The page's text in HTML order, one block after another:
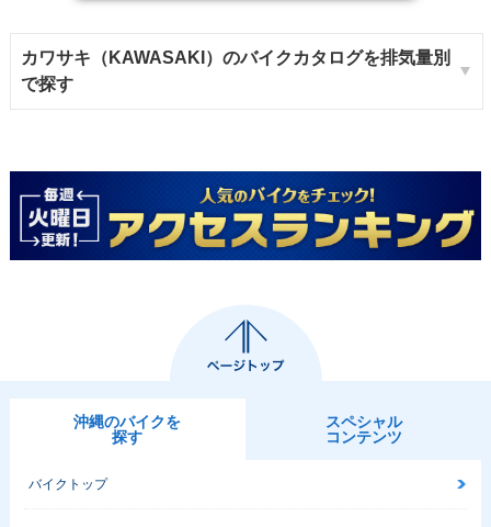
カワサキ（KAWASAKI）のバイクカタログを排気量別
で探す
沖縄のバイクを
探す
スペシャル
コンテンツ
バイクトップ